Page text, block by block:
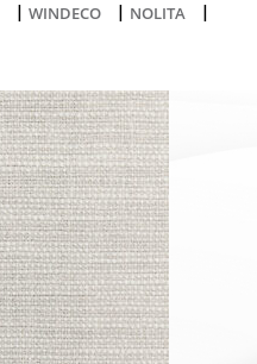
| WINDECO | NOLITA |